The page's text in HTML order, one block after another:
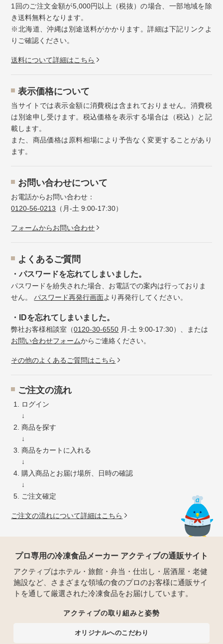
1回のご注文金額が5,000円以上（税抜）の場合、一部地域を除
き送料無料となります。
※北海道、沖縄は別途送料がかかります。詳細は下記リンクよ
りご確認ください。
送料について詳細はこちら
表示価格について
当サイトでは表示金額に消費税は含まれておりません。消費税
は別途申し受けます。税込価格を表示する場合は（税込）と記
載します。
また、商品価格は原料相場により予告なく変更することがあり
ます。
お問い合わせについて
お電話からお問い合わせ：
0120-56-0213 （月-土 9:00-17:30）
フォームからお問い合わせ
よくあるご質問
・パスワードを忘れてしまいました。
パスワードを紛失された場合、お電話での案内は行っておりま
せん。パスワード再発行画面より再発行してください。
・IDを忘れてしまいました。
弊社お客様相談室（0120-30-6550 月-土 9:00-17:30）、または
お問い合わせフォームからご連絡ください。
その他のよくあるご質問はこちら
ご注文の流れ
ログイン
↓
商品を探す
↓
商品をカートに入れる
↓
購入商品とお届け場所、日時の確認
↓
ご注文確定
ご注文の流れについて詳細はこちら
プロ専用の冷凍食品メーカー アクティブの通販サイト
アクティブはホテル・旅館・弁当・仕出し・居酒屋・老健
施設など、さまざまな領域の食のプロのお客様に通販サイ
トを通して厳選された冷凍食品をお届けしています。
アクティブの取り組みと姿勢
オリジナルへのこだわり